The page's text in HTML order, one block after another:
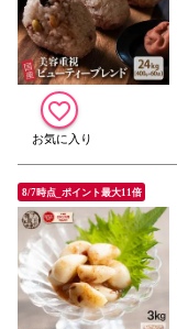
8/7時点_ポイント最大11倍